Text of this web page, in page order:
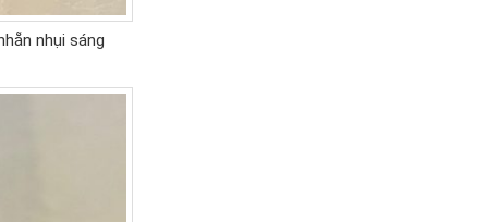
nhụi sáng